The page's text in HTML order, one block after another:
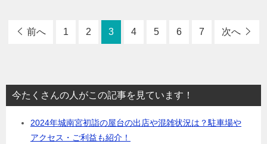
前へ 1 2 3 4 5 6 7 次へ
今たくさんの人がこの記事を見ています！
2024年城南宮初詣の屋台の出店や混雑状況は？駐車場や
アクセス・ご利益も紹介！